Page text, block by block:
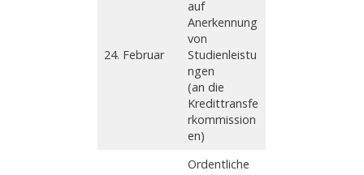
24. Februar
auf
Anerkennung
von
Studienleistu
ngen
(an die
Kredittransfe
rkommission
en)
Ordentliche